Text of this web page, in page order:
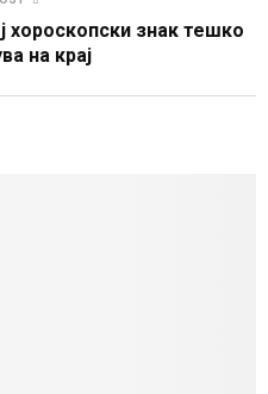
хороскопски знак тешко
на крај